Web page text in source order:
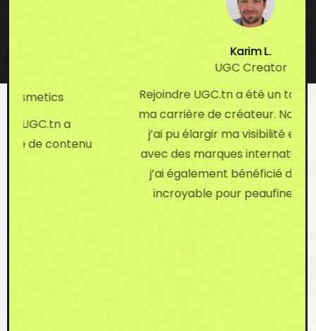
a
contenu
Karim L.
UGC Creator
Rejoindre UGC.tn a été un tournant
ma carrière de créateur. Non
j’ai pu élargir ma visibilité et travailler
avec des marques internationales,
j’ai également bénéficié d’un soutien
incroyable pour peaufiner mon art.